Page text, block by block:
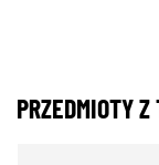
PRZEDMIOTY